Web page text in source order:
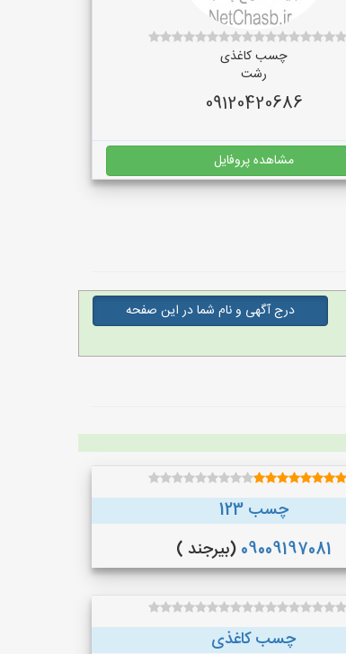
چسب کاغذی
رشت
09120420686
مشاهده پروفایل
درج آگهی و نام شما در این صفحه
چسب 123
09009197081 (بیرجند )
چسب کاغذی